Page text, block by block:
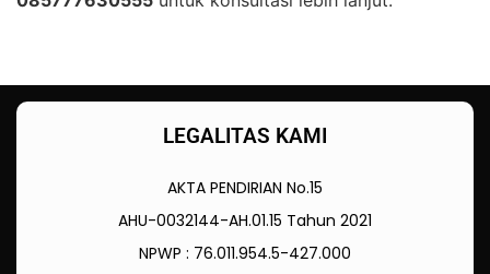
LEGALITAS KAMI
AKTA PENDIRIAN No.15
AHU-0032144-AH.01.15 Tahun 2021
NPWP : 76.011.954.5-427.000